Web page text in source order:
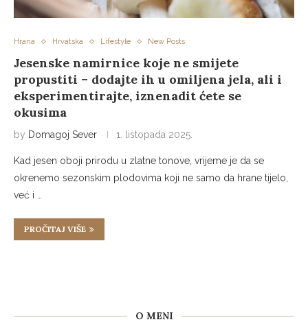
Hrana Hrvatska Lifestyle New Posts
Jesenske namirnice koje ne smijete
propustiti – dodajte ih u omiljena jela, ali i
eksperimentirajte, iznenadit ćete se
okusima
by Domagoj Sever 1. listopada 2025.
Kad jesen oboji prirodu u zlatne tonove, vrijeme je da se
okrenemo sezonskim plodovima koji ne samo da hrane tijelo,
već i …
PROČITAJ VIŠE
O MENI